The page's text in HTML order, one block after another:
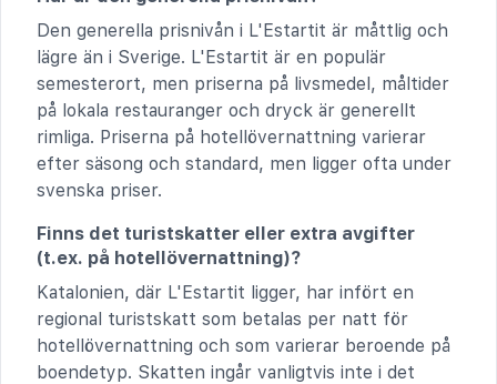
Den generella prisnivån i L'Estartit är måttlig och
lägre än i Sverige. L'Estartit är en populär
semesterort, men priserna på livsmedel, måltider
på lokala restauranger och dryck är generellt
rimliga. Priserna på hotellövernattning varierar
efter säsong och standard, men ligger ofta under
svenska priser.
Finns det turistskatter eller extra avgifter
(t.ex. på hotellövernattning)?
Katalonien, där L'Estartit ligger, har infört en
regional turistskatt som betalas per natt för
hotellövernattning och som varierar beroende på
boendetyp. Skatten ingår vanligtvis inte i det